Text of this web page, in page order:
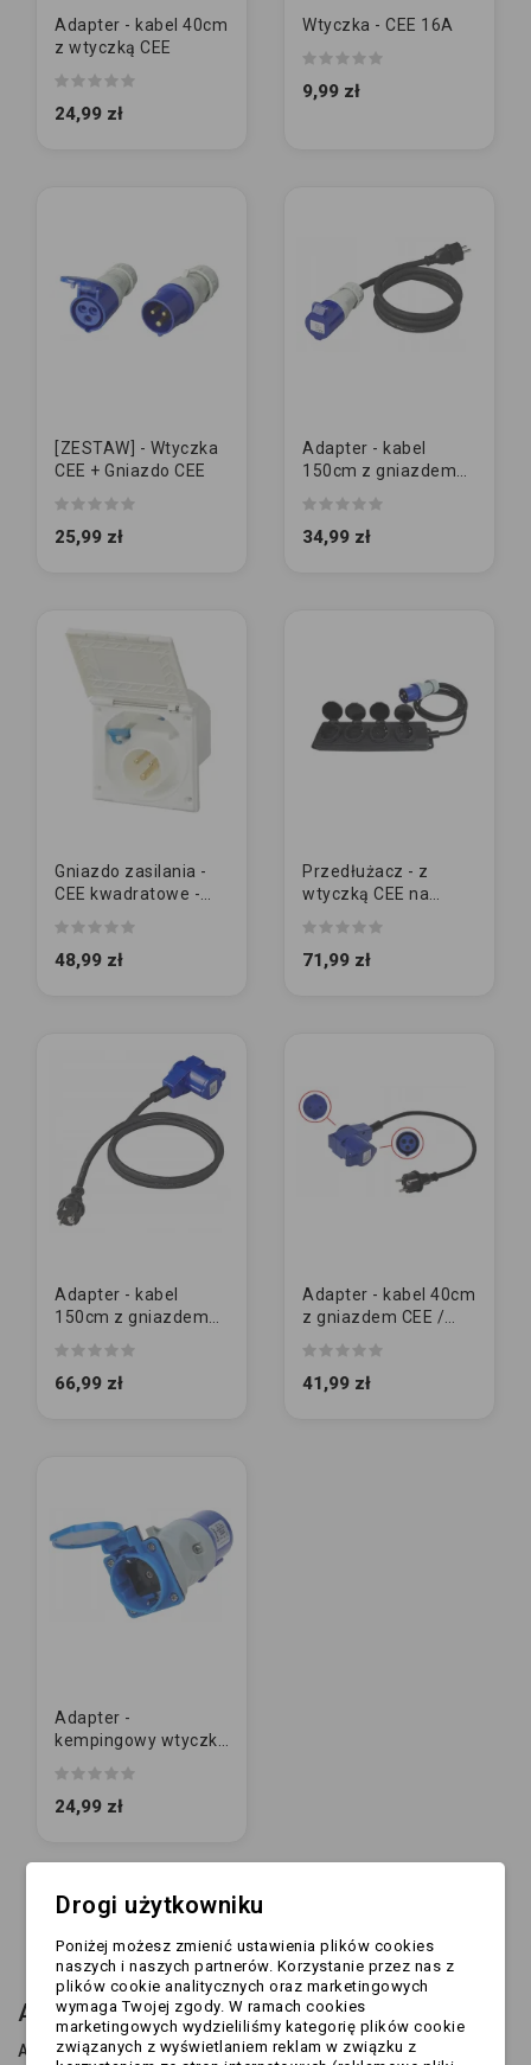
Adapter - kabel 40cm
z wtyczką CEE
24,99 zł
Wtyczka - CEE 16A
9,99 zł
[ZESTAW] - Wtyczka
CEE + Gniazdo CEE
25,99 zł
Adapter - kabel
150cm z gniazdem
34,99 zł
Gniazdo zasilania -
CEE kwadratowe -
48,99 zł
Przedłużacz - z
wtyczką CEE na
drożne)
71,99 zł
Adapter - kabel
150cm z gniazdem
66,99 zł
Adapter - kabel 40cm
z gniazdem CEE /
41,99 zł
Adapter -
kempingowy wtyczka
24,99 zł
Pokazano 1-15 z 28 pozycji
1 2
Akcesoria CEE – co to jest?
Akcesoria CEEto elementy osprzętu elektrycznego
Drogi użytkowniku
Poniżej możesz zmienić ustawienia plików cookies
naszych i naszych partnerów. Korzystanie przez nas z
plików cookie analitycznych oraz marketingowych
wymaga Twojej zgody. W ramach cookies
marketingowych wydzieliliśmy kategorię plików cookie
związanych z wyświetlaniem reklam w związku z